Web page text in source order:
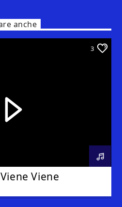
anche
3
Viene